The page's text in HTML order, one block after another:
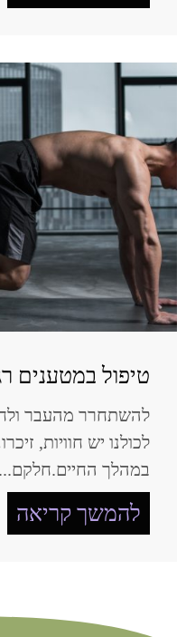
טיפול במטענים
להשתחרר מהעבר
לכולנו יש חוויות,
במהלך החיים.חלקם...
להמשך קריאה